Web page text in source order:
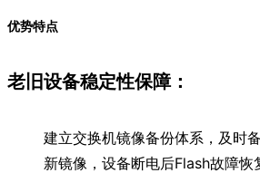
优势特点
老旧设备稳定性保障：
建立交换机镜像备份体系，及时
新镜像，设备断电后Flash故障恢